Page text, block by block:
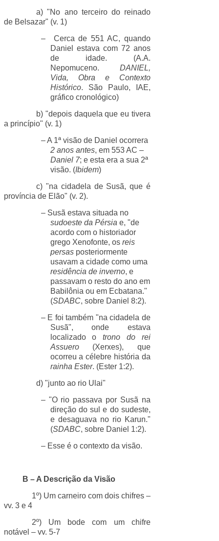
a) "No ano terceiro do reinado
de Belsazar" (v. 1)
–
Cerca de 551 AC, quando
Daniel estava com 72 anos
de idade. (A.A.
Nepomuceno. DANIEL,
Vida, Obra e Contexto
Histórico. São Paulo, IAE,
gráfico cronológico)
b) "depois daquela que eu tivera
a princípio" (v. 1)
– A 1ª visão de Daniel ocorrera
2 anos antes, em 553 AC –
Daniel 7; e esta era a sua 2ª
visão. (Ibidem)
c) "na cidadela de Susã, que é
província de Elão" (v. 2).
– Susã estava situada no
sudoeste da Pérsia e, "de
acordo com o historiador
grego Xenofonte, os reis
persasposteriormente
usavam a cidade como uma
residência de inverno, e
passavam o resto do ano em
Babilônia ou em Ecbatana."
(SDABC, sobre Daniel 8:2).
– E foi também "na cidadela de
Susã", onde estava
localizado otrono do rei
Assuero(Xerxes), que
ocorreu a célebre história da
rainha Ester. (Ester 1:2).
d) "junto ao rio Ulai"
– "O rio passava por Susã na
direção do sul e do sudeste,
e desaguava no rio Karun."
(SDABC, sobre Daniel 1:2).
– Esse é o contexto da visão.
B – A Descrição da Visão
1º) Um carneiro com dois chifres –
vv. 3 e 4
2º) Um bode com um chifre
notável – vv. 5-7